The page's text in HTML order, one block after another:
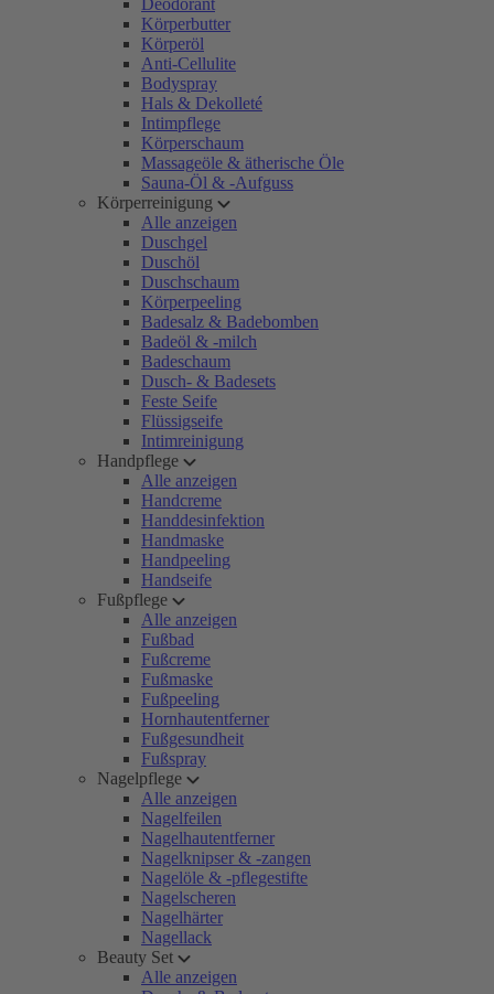
Deodorant
Körperbutter
Körperöl
Anti-Cellulite
Bodyspray
Hals & Dekolleté
Intimpflege
Körperschaum
Massageöle & ätherische Öle
Sauna-Öl & -Aufguss
Körperreinigung
Alle anzeigen
Duschgel
Duschöl
Duschschaum
Körperpeeling
Badesalz & Badebomben
Badeöl & -milch
Badeschaum
Dusch- & Badesets
Feste Seife
Flüssigseife
Intimreinigung
Handpflege
Alle anzeigen
Handcreme
Handdesinfektion
Handmaske
Handpeeling
Handseife
Fußpflege
Alle anzeigen
Fußbad
Fußcreme
Fußmaske
Fußpeeling
Hornhautentferner
Fußgesundheit
Fußspray
Nagelpflege
Alle anzeigen
Nagelfeilen
Nagelhautentferner
Nagelknipser & -zangen
Nagelöle & -pflegestifte
Nagelscheren
Nagelhärter
Nagellack
Beauty Set
Alle anzeigen